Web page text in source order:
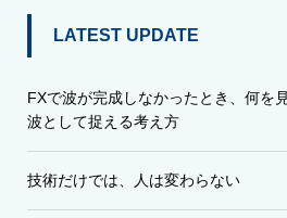
LATEST UPDATE
FXで波が完成しなかったとき、何を
波として捉える考え方
技術だけでは、人は変わらない